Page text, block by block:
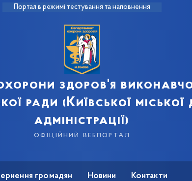
Портал в режимі тестування та наповнення
здоров'я
ради (Київської
адміністрації)
офіційний вебпортал
громадян Новини Контакти